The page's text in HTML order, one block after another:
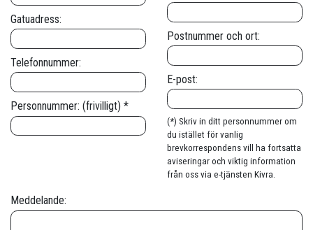
Gatuadress:
Telefonnummer:
Personnummer: (frivilligt) *
Postnummer och ort:
E-post:
(*) Skriv in ditt personnummer om
du istället för vanlig
brevkorrespondens vill ha fortsatta
aviseringar och viktig information
från oss via e-tjänsten Kivra.
Meddelande: